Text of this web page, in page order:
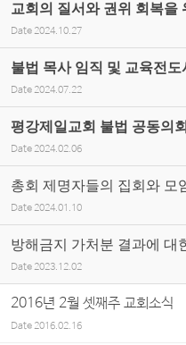
교회의 질서와 권위 회복을
Date 2024.10.27
불법 목사 임직 및 교육전
Date 2024.07.22
평강제일교회 불법 공동의
Date 2024.02.06
총회 제명자들의 집회와 모
Date 2024.01.10
방해금지 가처분 결과에 대
Date 2023.12.02
2016년 2월 셋째주 교회소식
Date2016.02.16